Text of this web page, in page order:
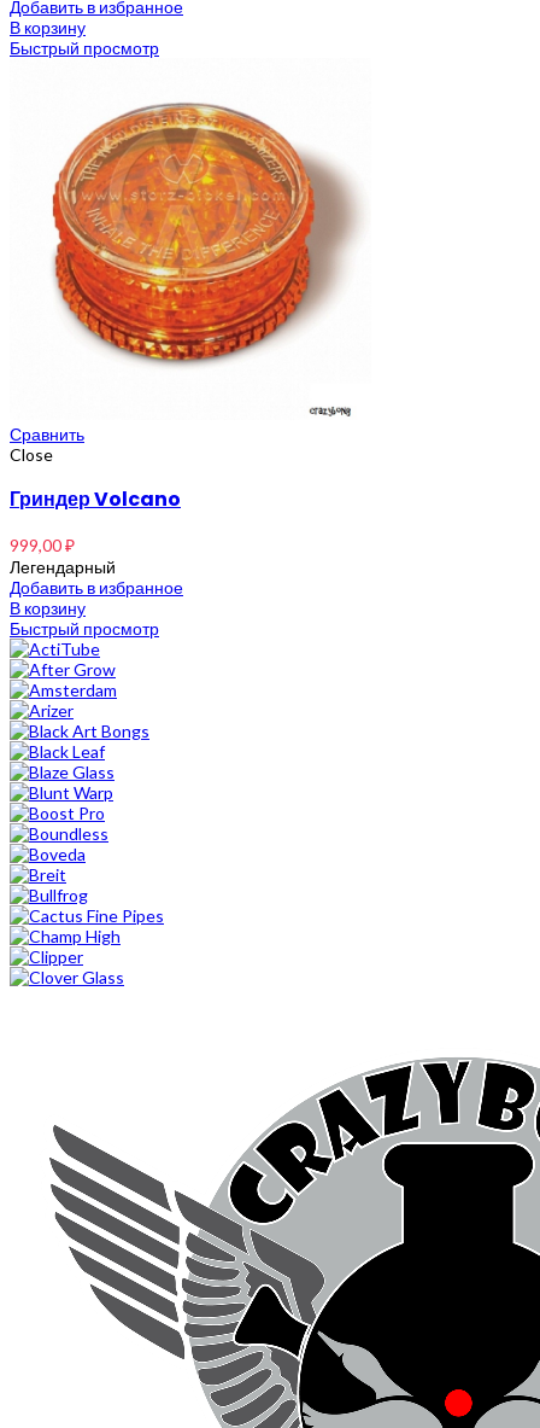
Добавить в избранное
В корзину
Быстрый просмотр
Сравнить
Close
Гриндер Volcano
999,00₽
Легендарный
Добавить в избранное
В корзину
Быстрый просмотр